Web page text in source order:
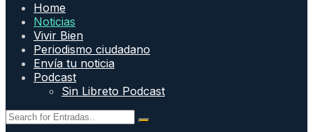
Home
Noticias
Vivir Bien
Periodismo ciudadano
Envía tu noticia
Podcast
Sin Libreto Podcast